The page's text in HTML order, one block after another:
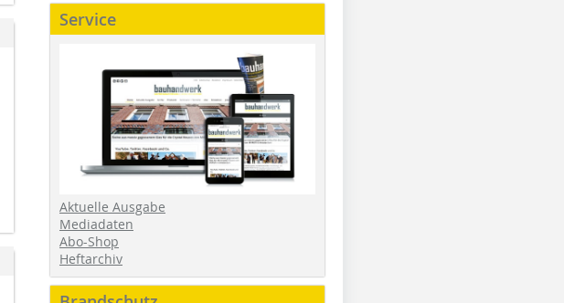
Service
Aktuelle Ausgabe
Mediadaten
Abo-Shop
Heftarchiv